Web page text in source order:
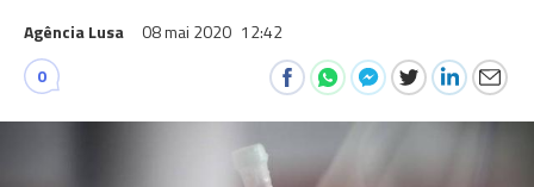
Agência Lusa 08 mai 2020 12:42
0